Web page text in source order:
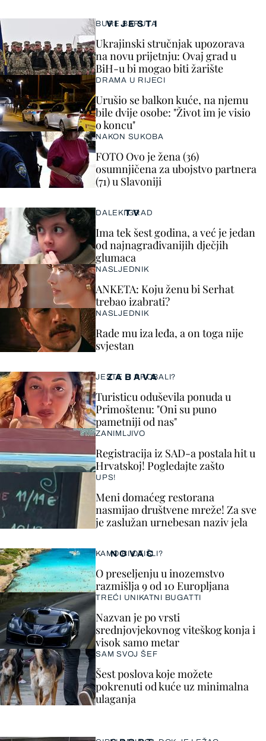
VIJESTI
BURE BARUTA
Ukrajinski stručnjak upozorava
na novu prijetnju: Ovaj grad u
BiH-u bi mogao biti žarište
DRAMA U RIJECI
Urušio se balkon kuće, na njemu
bile dvije osobe: "Život im je visio
o koncu"
NAKON SUKOBA
FOTO Ovo je žena (36)
osumnjičena za ubojstvo partnera
(71) u Slavoniji
ZABAVA
JESTE LI PROBALI?
Turisticu oduševila ponuda u
Primoštenu: "Oni su puno
pametniji od nas"
ZANIMLJIVO
Registracija iz SAD-a postala hit u
Hrvatskoj! Pogledajte zašto
UPS!
Meni domaćeg restorana
nasmijao društvene mreže! Za sve
je zaslužan urnebesan naziv jela
TV
DALEKI GRAD
Ima tek šest godina, a već je jedan
od najnagrađivanijih dječjih
glumaca
NASLJEDNIK
ANKETA: Koju ženu bi Serhat
trebao izabrati?
NASLJEDNIK
Rade mu iza leđa, a on toga nije
svjestan
NOVAC
KAMO BI OTIŠLI?
O preseljenju u inozemstvo
razmišlja 9 od 10 Europljana
TREĆI UNIKATNI BUGATTI
Nazvan je po vrsti
srednjovjekovnog viteškog konja i
visok samo metar
SAM SVOJ ŠEF
Šest poslova koje možete
pokrenuti od kuće uz minimalna
ulaganja